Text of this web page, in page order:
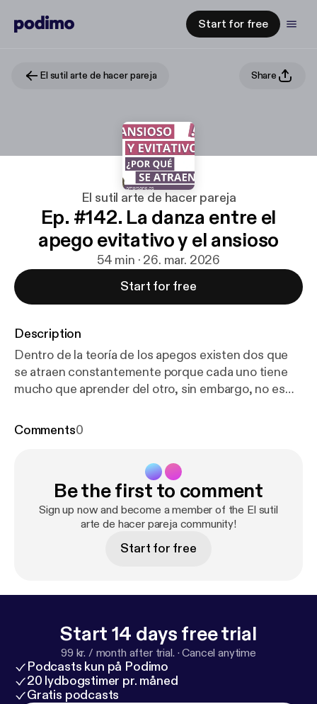
Start for free
El sutil arte de hacer pareja Share
El sutil arte de hacer pareja
Ep. #142. La danza entre el
apego evitativo y el ansioso
54 min · 26. mar. 2026
Start for free
Description
Dentro de la teoría de los apegos existen dos que
se atraen constantemente porque cada uno tiene
mucho que aprender del otro, sin embargo, no es
los apegos de cada uno y no hay aceptación y
ya que ambos se activan mutuamente, pero
trabajándolo puede ser la mejor combinación.
Comments0
Be the first to comment
Sign up now and become a member of the El sutil
arte de hacer pareja community!
Start for free
Start 14 days free trial
99 kr. / month after trial. ·Cancel anytime
Podcasts kun på Podimo
20 lydbogstimer pr. måned
Gratis podcasts